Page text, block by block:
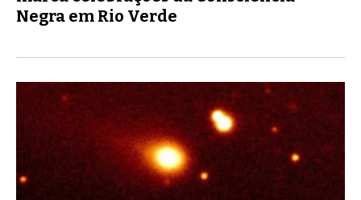
Negra em Rio Verde